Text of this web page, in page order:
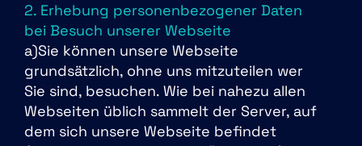
2. Erhebung personenbezogener Daten
bei Besuch unserer Webseite
a)Sie können unsere Webseite
grundsätzlich, ohne uns mitzuteilen wer
Sie sind, besuchen. Wie bei nahezu allen
Webseiten üblich sammelt der Server, auf
dem sich unsere Webseite befindet